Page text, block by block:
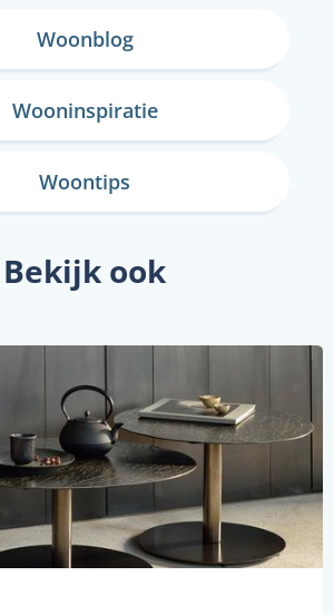
Woonblog
Wooninspiratie
Woontips
Bekijk ook